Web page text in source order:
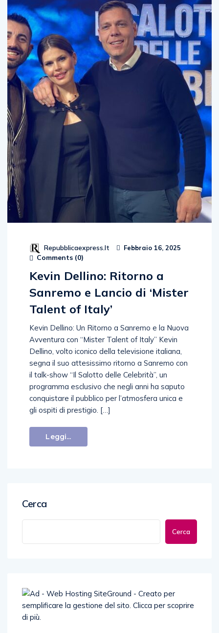
Repubblicaexpress.it Febbraio 16, 2025
Comments (0)
Kevin Dellino: Ritorno a
Sanremo e Lancio di ‘Mister
Talent of Italy’
Kevin Dellino: Un Ritorno a Sanremo e la Nuova
Avventura con “Mister Talent of Italy” Kevin
Dellino, volto iconico della televisione italiana,
segna il suo attesissimo ritorno a Sanremo con
il talk-show “Il Salotto delle Celebrità”, un
programma esclusivo che negli anni ha saputo
conquistare il pubblico per l’atmosfera unica e
gli ospiti di prestigio. […]
Leggi...
Cerca
Cerca